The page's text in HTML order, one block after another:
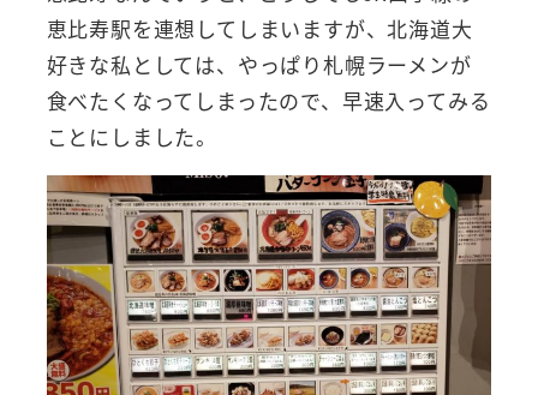
恵比寿駅を連想してしまいますが、北海道大
好きな私としては、やっぱり札幌ラーメンが
食べたくなってしまったので、早速入ってみる
ことにしました。